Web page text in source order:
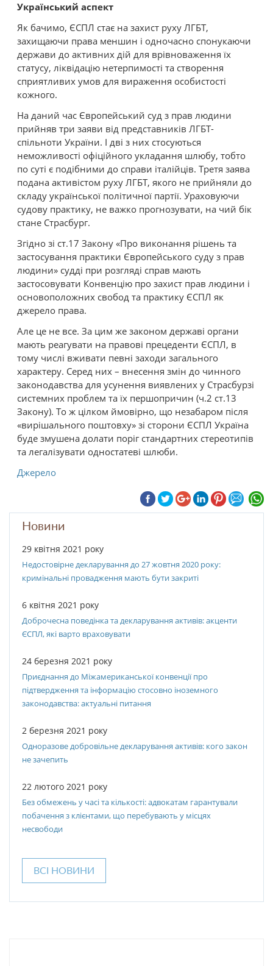
Новини
29 квітня 2021 року
Недостовірне декларування до 27 жовтня 2020 року:
кримінальні провадження мають бути закриті
6 квітня 2021 року
Доброчесна поведінка та декларування активів: акценти
ЄСПЛ, які варто враховувати
24 березня 2021 року
Приєднання до Міжамериканської конвенції про
підтвердження та інформацію стосовно іноземного
законодавства: актуальні питання
2 березня 2021 року
Одноразове добровільне декларування активів: кого закон
не зачепить
22 лютого 2021 року
Без обмежень у часі та кількості: адвокатам гарантували
побачення з клієнтами, що перебувають у місцях
несвободи
ВСІ НОВИНИ
Український аспект
Як бачимо, ЄСПЛ стає на захист руху ЛГБТ,
захищаючи права меншин і одночасно спонукаючи
держави до активних дій для врівноваження їх
статусу, ліквідацію нетерпимості та створення
сприятливих умов для вираження особистості
кожного.
На даний час Європейський суд з прав людини
прийняв три заяви від представників ЛГБТ-
спільноти України. І дві з них стосуються
неможливості офіційного укладання шлюбу, тобто
по суті є подібними до справи італійців. Третя заява
подана активістом руху ЛГБТ, якого не прийняли до
складу української політичної партії. Ураховуючи
судову практику, не важко прогнозувати, на чий бік
стане Страсбург.
Згідно зі ст.17 Закону «Про виконання рішень та
застосування практики Європейського суду з прав
людини» судді при розгляді справ мають
застосовувати Конвенцію про захист прав людини і
основоположних свобод та практику ЄСПЛ як
джерело права.
Але це не все. За цим же законом державі органи
мають реагувати на правові прецеденти ЄСПЛ, в
тому числі вживати певні заходи загального
характеру. Серед них – внесення змін до чинного
законодавства для усунення виявлених у Страсбурзі
системних проблем та їх першопричин (ч.2 ст.13
Закону). То ж цілком ймовірно, що незабаром після
«вирішального поштовху» зі сторони ЄСПЛ Україна
буде змушена долати поріг стандартних стереотипів
та легалізувати одностатеві шлюби.
Джерело